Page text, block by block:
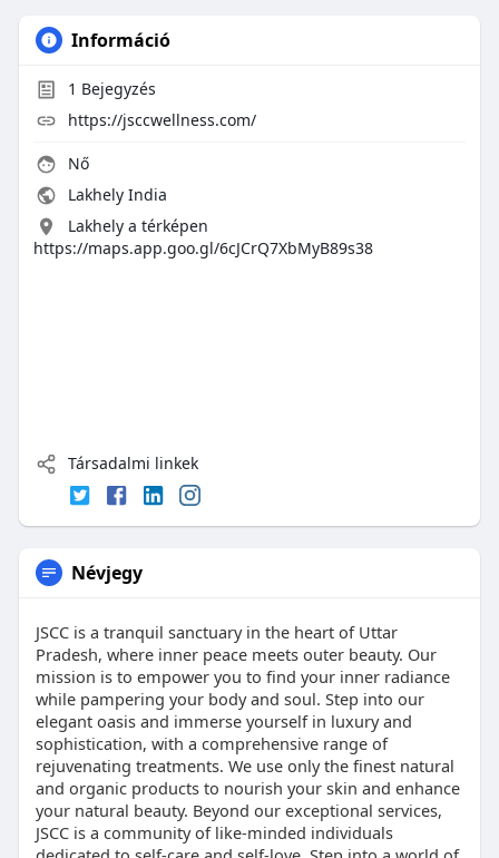
Információ
1 Bejegyzés
https://jsccwellness.com/
Nő
Lakhely India
Lakhely a térképen
https://maps.app.goo.gl/6cJCrQ7XbMyB89s38
Társadalmi linkek
Névjegy
JSCC is a tranquil sanctuary in the heart of Uttar
Pradesh, where inner peace meets outer beauty. Our
mission is to empower you to find your inner radiance
while pampering your body and soul. Step into our
elegant oasis and immerse yourself in luxury and
sophistication, with a comprehensive range of
rejuvenating treatments. We use only the finest natural
and organic products to nourish your skin and enhance
your natural beauty. Beyond our exceptional services,
JSCC is a community of like-minded individuals